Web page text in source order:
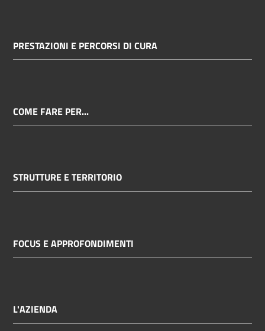
PRESTAZIONI E PERCORSI DI CURA
COME FARE PER...
STRUTTURE E TERRITORIO
FOCUS E APPROFONDIMENTI
L'AZIENDA